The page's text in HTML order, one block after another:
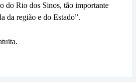
do Rio dos Sinos, tão importante
da região e do Estado”.